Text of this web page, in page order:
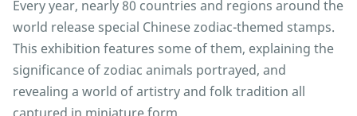
Every year, nearly 80 countries and regions around the
world release special Chinese zodiac-themed stamps.
This exhibition features some of them, explaining the
significance of zodiac animals portrayed, and
revealing a world of artistry and folk tradition all